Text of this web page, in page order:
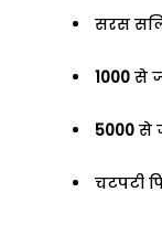
सरस
1000 से
5000 से
चटपटी